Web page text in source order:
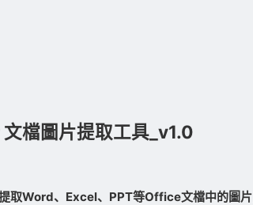
檔圖片提取工具_v1.0
取Word、Excel、PPT等Office文檔中的圖片